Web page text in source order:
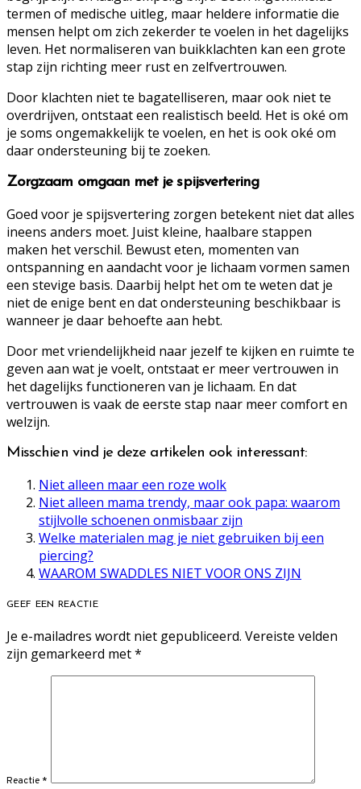
termen of medische uitleg, maar heldere informatie die
mensen helpt om zich zekerder te voelen in het dagelijks
leven. Het normaliseren van buikklachten kan een grote
stap zijn richting meer rust en zelfvertrouwen.
Door klachten niet te bagatelliseren, maar ook niet te
overdrijven, ontstaat een realistisch beeld. Het is oké om
je soms ongemakkelijk te voelen, en het is ook oké om
daar ondersteuning bij te zoeken.
Zorgzaam omgaan met je spijsvertering
Goed voor je spijsvertering zorgen betekent niet dat alles
ineens anders moet. Juist kleine, haalbare stappen
maken het verschil. Bewust eten, momenten van
ontspanning en aandacht voor je lichaam vormen samen
een stevige basis. Daarbij helpt het om te weten dat je
niet de enige bent en dat ondersteuning beschikbaar is
wanneer je daar behoefte aan hebt.
Door met vriendelijkheid naar jezelf te kijken en ruimte te
geven aan wat je voelt, ontstaat er meer vertrouwen in
het dagelijks functioneren van je lichaam. En dat
vertrouwen is vaak de eerste stap naar meer comfort en
welzijn.
Misschien vind je deze artikelen ook interessant:
Niet alleen maar een roze wolk
Niet alleen mama trendy, maar ook papa: waarom
stijlvolle schoenen onmisbaar zijn
Welke materialen mag je niet gebruiken bij een
piercing?
WAAROM SWADDLES NIET VOOR ONS ZIJN
GEEF EEN REACTIE
Je e-mailadres wordt niet gepubliceerd. Vereiste velden
zijn gemarkeerd met*
Reactie *